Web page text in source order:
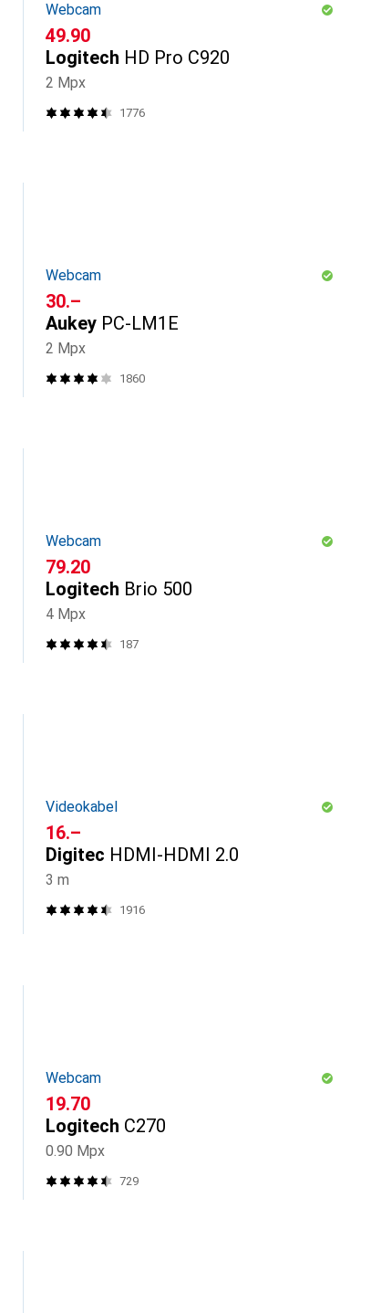
Webcam
CHF
49.90
Logitech HD Pro C920
2 Mpx
1776
Webcam
CHF
30.–
Aukey PC-LM1E
2 Mpx
1860
Webcam
CHF
79.20
Logitech Brio 500
4 Mpx
187
Videokabel
CHF
16.–
Digitec HDMI-HDMI 2.0
3 m
1916
Webcam
CHF
19.70
Logitech C270
0.90 Mpx
729